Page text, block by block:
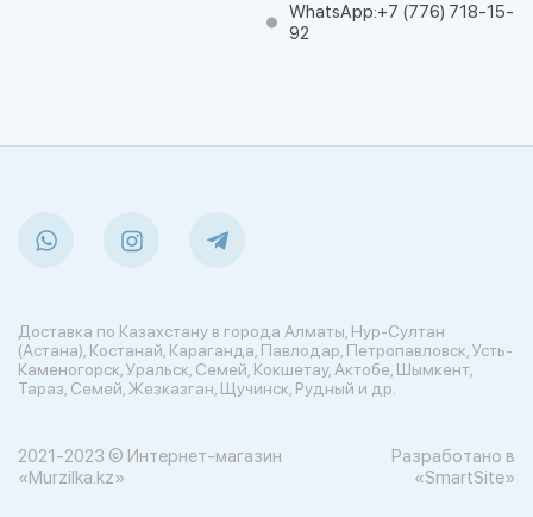
WhatsApp:+7 (776) 718-15-
92
Доставка по Казахстану в города Алматы, Нур-Султан
(Астана), Костанай, Караганда, Павлодар, Петропавловск, Усть-
Каменогорск, Уральск, Семей, Кокшетау, Актобе, Шымкент,
Тараз, Семей, Жезказган, Щучинск, Рудный и др.
2021-2023 © Интернет-магазин
«Murzilka.kz»
Разработано в
«SmartSite»